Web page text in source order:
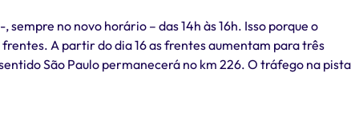
no novo horário – das 14h às 16h. Isso porque o
A partir do dia 16 as frentes aumentam para três
São Paulo permanecerá no km 226. O tráfego na pista